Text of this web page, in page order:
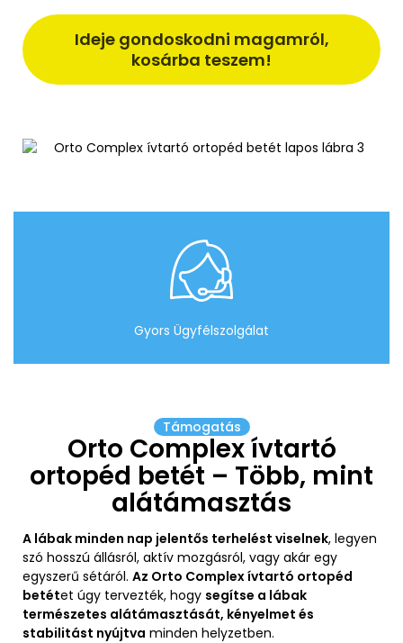
Ideje gondoskodni magamról,
kosárba teszem!
Gyors Ügyfélszolgálat
Támogatás
Orto Complex ívtartó
ortopéd betét – Több, mint
alátámasztás
A lábak minden nap jelentős terhelést viselnek, legyen
szó hosszú állásról, aktív mozgásról, vagy akár egy
egyszerű sétáról. Az Orto Complex ívtartó ortopéd
betétet úgy tervezték, hogy segítse a lábak
természetes alátámasztását, kényelmet és
stabilitást nyújtva minden helyzetben.